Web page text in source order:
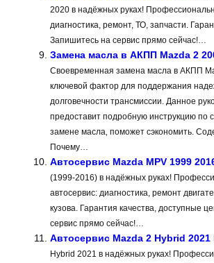
2020 в надёжных руках!
диагностика, ремонт, ТО, запчасти.
Запишитесь на сервис прямо сейчас!…
Замена масла в АКПП Mazda 2
Своевременная замена масла в АКПП
ключевой фактор для поддержания
долговечности трансмиссии. Данное
предоставит подробную инструкцию по
замене масла‚ поможет сэкономить.
Почему…
Автосервис Mazda MPV 1999
(1999-2016) в надёжных руках!
автосервис: диагностика, ремонт
кузова. Гарантия качества, доступные
сервис прямо сейчас!…
Автосервис Mazda 2 Hybrid 2021
Hybrid 2021 в надёжных руках!